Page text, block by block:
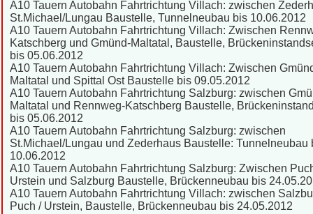
A10 Tauern Autobahn Fahrtrichtung Villach: zwischen
St.Michael/Lungau Baustelle, Tunnelneubau bis 10.06.2012
A10 Tauern Autobahn Fahrtrichtung Villach: Zwischen
Katschberg und Gmünd-Maltatal, Baustelle,
bis 05.06.2012
A10 Tauern Autobahn Fahrtrichtung Villach: Zwischen
Maltatal und Spittal Ost Baustelle bis 09.05.2012
A10 Tauern Autobahn Fahrtrichtung Salzburg: zwischen
Maltatal und Rennweg-Katschberg Baustelle,
bis 05.06.2012
A10 Tauern Autobahn Fahrtrichtung Salzburg: zwischen
St.Michael/Lungau und Zederhaus Baustelle: Tunnelneubau
10.06.2012
A10 Tauern Autobahn Fahrtrichtung Salzburg: Zwischen
Urstein und Salzburg Baustelle, Brückenneubau bis
A10 Tauern Autobahn Fahrtrichtung Villach: zwischen
Puch / Urstein, Baustelle, Brückenneubau bis 24.05.2012